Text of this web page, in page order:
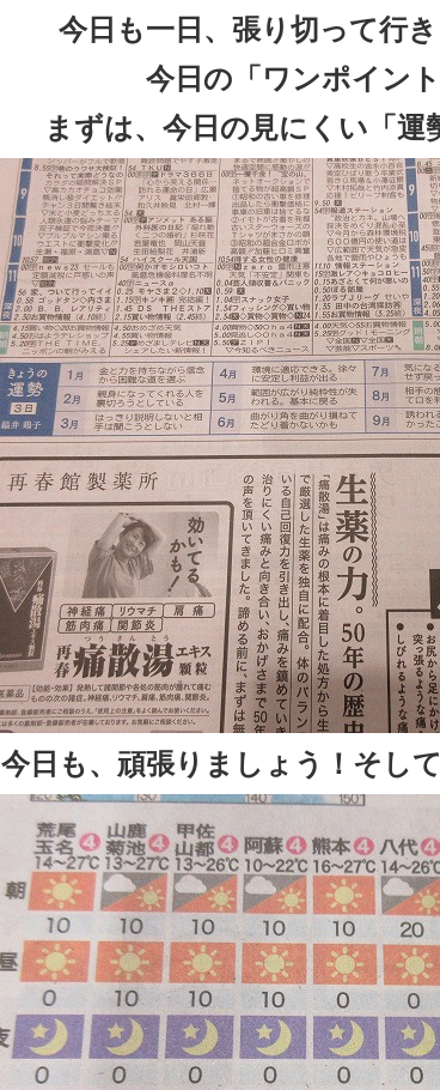
今日も一日、張り切って行
今日の「ワンポイン
まずは、今日の見にくい「運
今日も、頑張りましょう！そし